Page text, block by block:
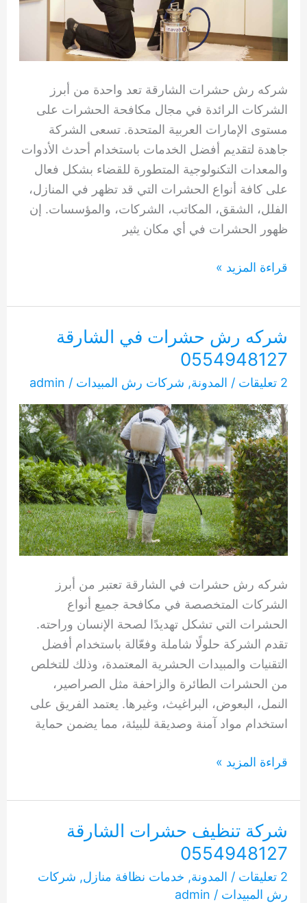
شركه رش حشرات الشارقة تعد واحدة من أبرز
الشركات الرائدة في مجال مكافحة الحشرات على
مستوى الإمارات العربية المتحدة. تسعى الشركة
جاهدة لتقديم أفضل الخدمات باستخدام أحدث الأدوات
والمعدات التكنولوجية المتطورة للقضاء بشكل فعال
على كافة أنواع الحشرات التي قد تظهر في المنازل،
الفلل، الشقق، المكاتب، الشركات، والمؤسسات. إن
ظهور الحشرات في أي مكان يثير
شركه
حشرات
الشارقة
0554948127
قراءة المزيد »
شركه رش حشرات في الشارقة
0554948127
2 تعليقات / المدونة, شركات رش المبيدات /
admin
شركه رش حشرات في الشارقة تعتبر من أبرز
الشركات المتخصصة في مكافحة جميع أنواع
الحشرات التي تشكل تهديدًا لصحة الإنسان وراحته.
تقدم الشركة حلولًا شاملة وفعّالة باستخدام أفضل
التقنيات والمبيدات الحشرية المعتمدة، وذلك للتخلص
من الحشرات الطائرة والزاحفة مثل الصراصير،
النمل، البعوض، البراغيث، وغيرها. يعتمد الفريق على
استخدام مواد آمنة وصديقة للبيئة، مما يضمن حماية
شركه
حشرات
الشارقة
0554948127
قراءة المزيد »
شركة تنظيف حشرات الشارقة
0554948127
2 تعليقات / المدونة, خدمات نظافة منازل, شركات
رش المبيدات /
admin